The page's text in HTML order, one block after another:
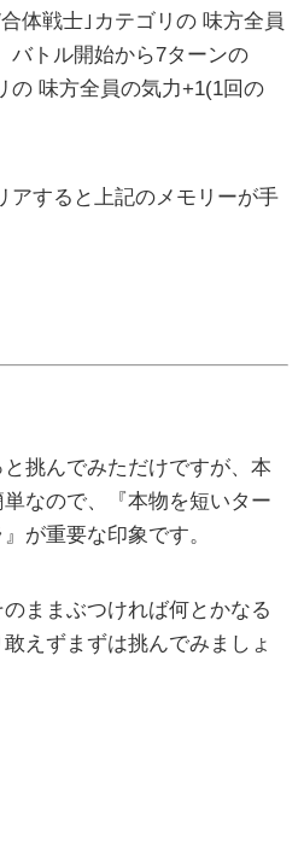
体戦士｣カテゴリの 味方全員
バトル開始から7ターンの
の 味方全員の気力+1(1回の
アすると上記のメモリーが手
挑んでみただけですが、本
なので、『本物を短いター
が重要な印象です。
ままぶつければ何とかなる
えずまずは挑んでみましょ